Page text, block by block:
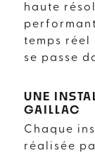
haute
temps
se passe
UNE
GAILLAC
Chaque
réalisée